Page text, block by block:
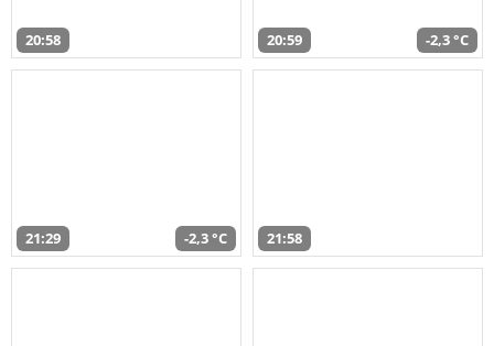
20:58 20:59 -2,3 °C
21:29 -2,3 °C 21:58